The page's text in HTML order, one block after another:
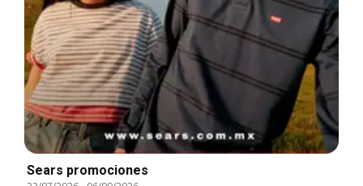
Sears promociones